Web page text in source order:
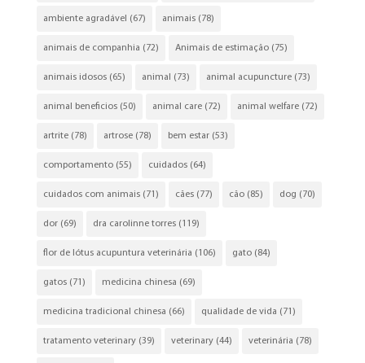
ambiente agradável (67) animais(78)
animais de companhia (72) Animais de estimação(75)
animais idosos(65) animal (73) animal acupuncture(73)
animal beneficios(50) animal care(72) animal welfare(72)
artrite(78) artrose(78) bem estar(53)
comportamento(55) cuidados(64)
cuidados com animais(71) cães(77) cão(85) dog (70)
dor(69) dra carolinne torres(119)
flor de lótus acupuntura veterinária (106) gato(84)
gatos(71) medicina chinesa (69)
medicina tradicional chinesa (66) qualidade de vida (71)
tratamento veterinary(39) veterinary(44) veterinária (78)